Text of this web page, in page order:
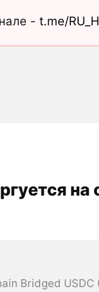
- t.me/
Bridged USDC